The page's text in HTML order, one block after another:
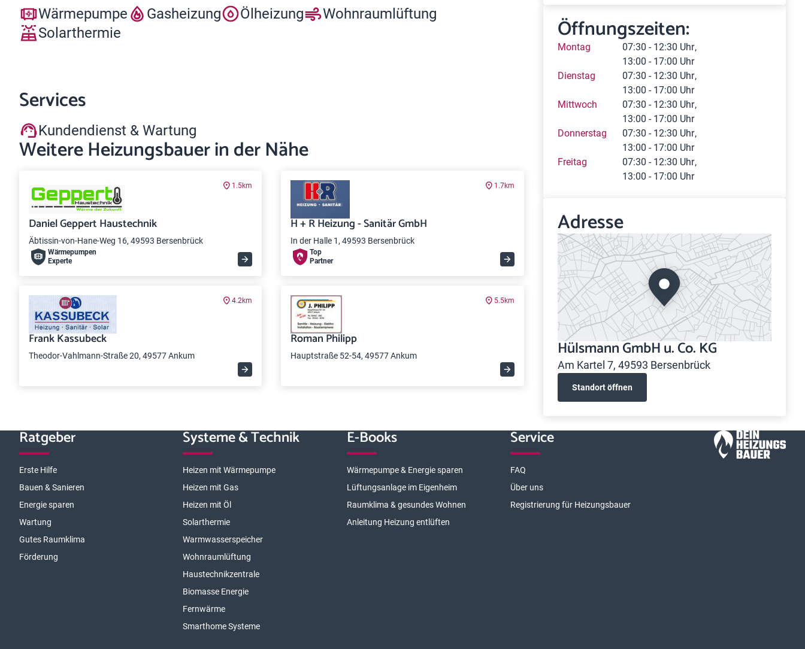
Wärmepumpe Gasheizung Ölheizung
Wohnraumlüftung
Solarthermie
Services
Kundendienst & Wartung
Weitere Heizungsbauer in der Nähe
1.5km
Daniel Geppert Haustechnik
Äbtissin-von-Hane-Weg 16, 49593 Bersenbrück
Wärme­pumpen
Experte
1.7km
H + R Heizung - Sanitär GmbH
In der Halle 1, 49593 Bersenbrück
Top
Partner
4.2km
Frank Kassubeck
Theodor-Vahlmann-Straße 20, 49577 Ankum
5.5km
Roman Philipp
Hauptstraße 52-54, 49577 Ankum
Öffnungszeiten:
Montag
07:30 - 12:30 Uhr
13:00 - 17:00 Uhr
Dienstag
07:30 - 12:30 Uhr
13:00 - 17:00 Uhr
Mittwoch
07:30 - 12:30 Uhr
13:00 - 17:00 Uhr
Donnerstag
07:30 - 12:30 Uhr
13:00 - 17:00 Uhr
Freitag
07:30 - 12:30 Uhr
13:00 - 17:00 Uhr
Adresse
Hülsmann GmbH u. Co. KG
Am Kartel 7, 49593 Bersenbrück
Standort öffnen
Ratgeber
Erste Hilfe
Bauen & Sanieren
Energie sparen
Wartung
Gutes Raumklima
Förderung
Systeme & Technik
Heizen mit Wärmepumpe
Heizen mit Gas
Heizen mit Öl
Solarthermie
Warmwasserspeicher
Wohnraumlüftung
Haustechnikzentrale
Biomasse Energie
Fernwärme
Smarthome Systeme
E-Books
Wärmepumpe & Energie sparen
Lüftungsanlage im Eigenheim
Raumklima & gesundes Wohnen
Anleitung Heizung entlüften
Service
FAQ
Über uns
Registrierung für Heizungsbauer